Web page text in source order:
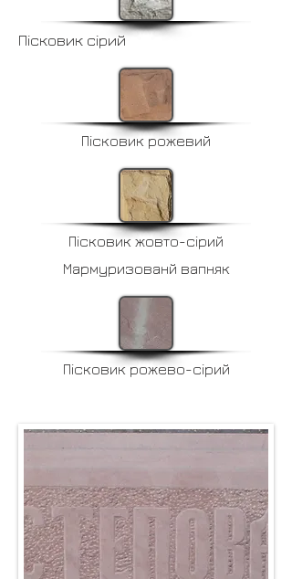
Пісковик сірий
Пісковик рожевий
Пісковик жовто-сірий
Мармуризованй вапняк
Пісковик рожево-сірий